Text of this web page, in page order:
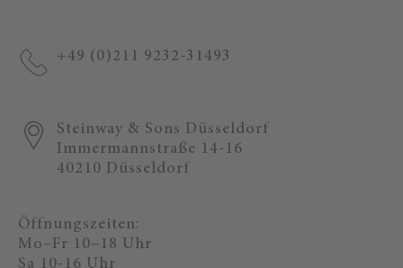
+49 (0)211 9232-31493
Steinway & Sons Düsseldorf
Immermannstraße 14-16
40210 Düsseldorf
Öffnungszeiten:
Mo–Fr 10–18 Uhr
Sa 10-16 Uhr